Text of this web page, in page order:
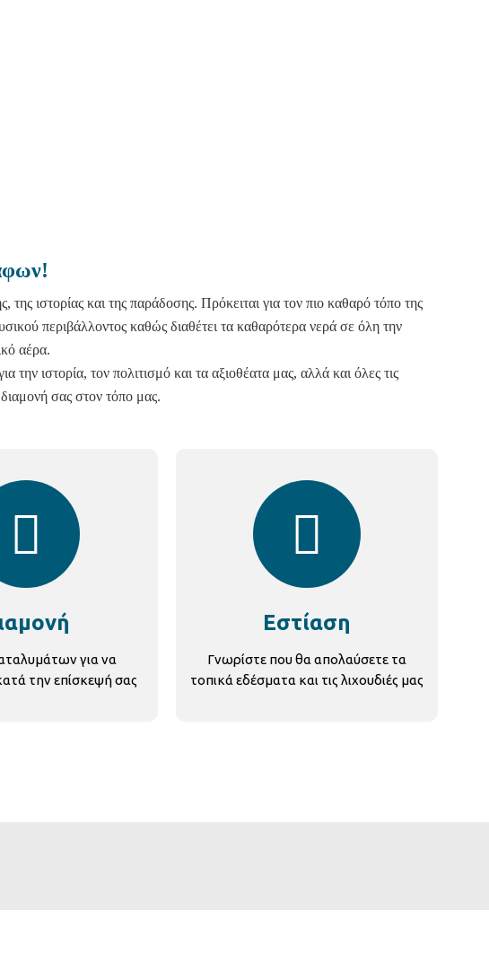
ιστορίας και της παράδοσης. Πρόκειται για τον πιο καθαρό τόπο της
περιβάλλοντος καθώς διαθέτει τα καθαρότερα νερά σε όλη την
αέρα.
ιστορία, τον πολιτισμό και τα αξιοθέατα μας, αλλά και όλες τις
σας στον τόπο μας.
για να
την επίσκεψή σας
Εστίαση
Γνωρίστε που θα απολαύσετε τα
τοπικά εδέσματα και τις λιχουδιές μας